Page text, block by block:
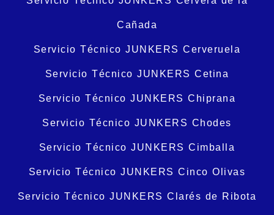
Cañada
Servicio Técnico JUNKERS Cerveruela
Servicio Técnico JUNKERS Cetina
Servicio Técnico JUNKERS Chiprana
Servicio Técnico JUNKERS Chodes
Servicio Técnico JUNKERS Cimballa
Servicio Técnico JUNKERS Cinco Olivas
Servicio Técnico JUNKERS Clarés de Ribota